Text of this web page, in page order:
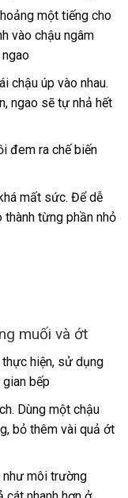
một tiếng cho
vào chậu ngâm
chậu úp vào nhau.
ngao sẽ tự nhả hết
đem ra chế biến
mất sức. Để dễ
thành từng phần nhỏ
muối và ớt
hiện, sử dụng
bếp
Dùng một chậu
bỏ thêm vài quả ớt
như môi trường